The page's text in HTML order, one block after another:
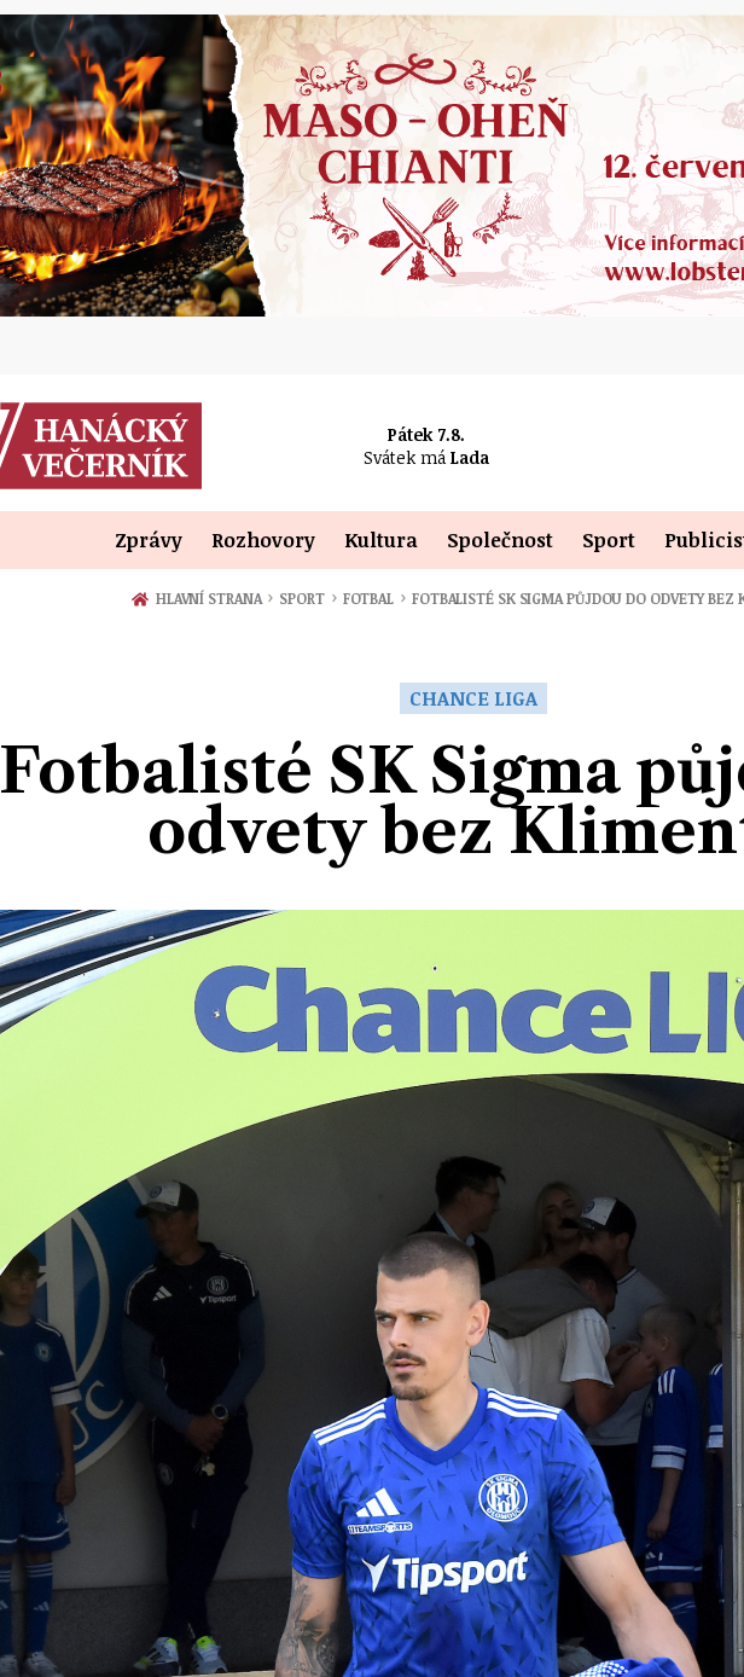
Pátek 7.8.
Svátek má Lada
Zprávy Rozhovory Kultura Společnost Sport
HLAVNÍ STRANA › SPORT › FOTBAL › FOTBALISTÉ SK SIGMA PŮJDOU DO ODVETY BEZ
CHANCE LIGA
Fotbalisté SK Sigma
odvety bez